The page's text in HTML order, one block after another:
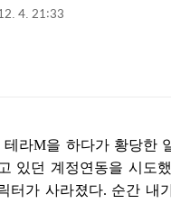
4. 21:33
라M을 하다가 황당한
있던 계정연동을 시도
터가 사라졌다. 순간 내